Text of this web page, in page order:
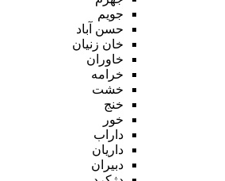
جویم
حسن آباد
خان زنیان
خاوران
خرامه
خشت
خنج
خور
داراب
داریان
دبیران